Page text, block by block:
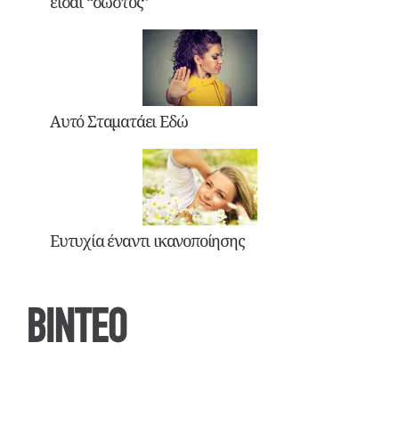
Αυτό Σταματάει Εδώ
Ευτυχία έναντι ικανοποίησης
ΒΙΝΤΕΟ